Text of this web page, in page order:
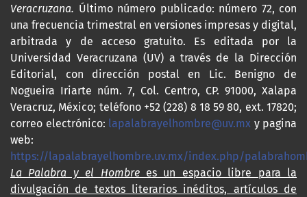
Veracruzana. Último número publicado: número 72, con
una frecuencia trimestral en versiones impresas y digital,
arbitrada y de acceso gratuito. Es editada por la
Universidad Veracruzana (UV) a través de la Dirección
Editorial, con dirección postal en Lic. Benigno de
Nogueira Iriarte núm. 7, Col. Centro, CP. 91000, Xalapa
Veracruz, México; teléfono +52 (228) 8 18 59 80, ext. 17820;
correo electrónico: lapalabrayelhombre@uv.mx y pagina
web:
https://lapalabrayelhombre.uv.mx/index.php/
La Palabra y el Hombre es un espacio libre para la
divulgación de textos literarios inéditos, artículos de